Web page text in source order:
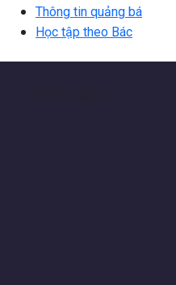
Thông tin quảng bá
Học tập theo Bác